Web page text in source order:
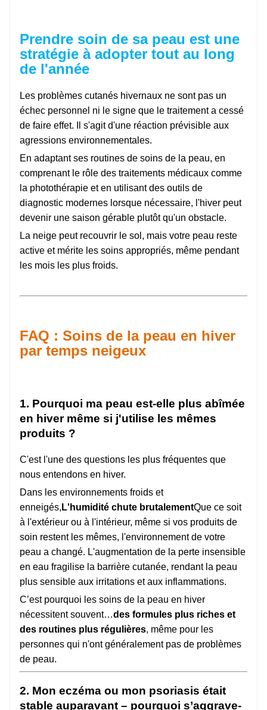
Prendre soin de sa peau est une
stratégie à adopter tout au long
de l'année
Les problèmes cutanés hivernaux ne sont pas un
échec personnel ni le signe que le traitement a cessé
de faire effet. Il s'agit d'une réaction prévisible aux
agressions environnementales.
En adaptant ses routines de soins de la peau, en
comprenant le rôle des traitements médicaux comme
la photothérapie et en utilisant des outils de
diagnostic modernes lorsque nécessaire, l'hiver peut
devenir une saison gérable plutôt qu'un obstacle.
La neige peut recouvrir le sol, mais votre peau reste
active et mérite les soins appropriés, même pendant
les mois les plus froids.
FAQ : Soins de la peau en hiver
par temps neigeux
1. Pourquoi ma peau est-elle plus abîmée
en hiver même si j'utilise les mêmes
produits ?
C'est l'une des questions les plus fréquentes que
nous entendons en hiver.
Dans les environnements froids et
enneigés, L'humidité chute brutalementQue ce soit
à l'extérieur ou à l'intérieur, même si vos produits de
soin restent les mêmes, l'environnement de votre
peau a changé. L'augmentation de la perte insensible
en eau fragilise la barrière cutanée, rendant la peau
plus sensible aux irritations et aux inflammations.
C’est pourquoi les soins de la peau en hiver
nécessitent souvent…des formules plus riches et
des routines plus régulières, même pour les
personnes qui n'ont généralement pas de problèmes
de peau.
2. Mon eczéma ou mon psoriasis était
stable auparavant – pourquoi s’aggrave-